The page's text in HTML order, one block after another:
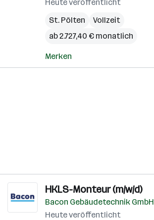
Heute veröffentlicht
St. Pölten
Vollzeit
ab 2.727,40 € monatlich
Merken
HKLS-Monteur (m/w/d)
Bacon Gebäudetechnik GmbH
Heute veröffentlicht